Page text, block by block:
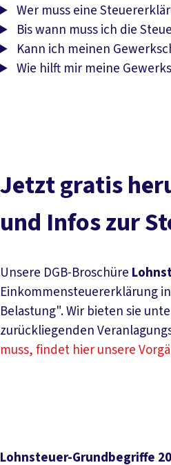
Wer muss eine
Bis wann muss ich die
Kann ich meinen
Wie hilft mir meine
Jetzt gratis
und Infos zur
Unsere DGB-Broschüre
Einkommensteuererklärung
Belastung". Wir bieten sie
zurückliegenden
muss, findet hier unsere
Lohnsteuer-Grundbegriffe